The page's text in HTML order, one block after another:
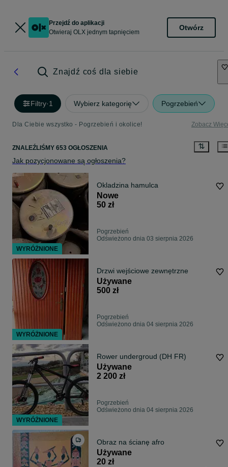
Przejdź do aplikacji
Otwieraj OLX jednym tapnięciem
Otwórz
Znajdź coś dla siebie
Filtry·1 Wybierz kategorię Pogrzebień
Dla Ciebie wszystko - Pogrzebień i okolice! Zobacz
ZNALEŹLIŚMY 653 OGŁOSZENIA
Jak pozycjonowane są ogłoszenia?
Okladzina hamulca
Nowe
50 zł
Pogrzebień
Odświeżono dnia 03 sierpnia 2026
Drzwi wejściowe zewnętrzne
Używane
500 zł
Pogrzebień
Odświeżono dnia 04 sierpnia 2026
Rower undergroud (DH FR)
Używane
2 200 zł
Pogrzebień
Odświeżono dnia 04 sierpnia 2026
Obraz na ścianę afro
Używane
20 zł
WYRÓŻNIONE
WYRÓŻNIONE
WYRÓŻNIONE